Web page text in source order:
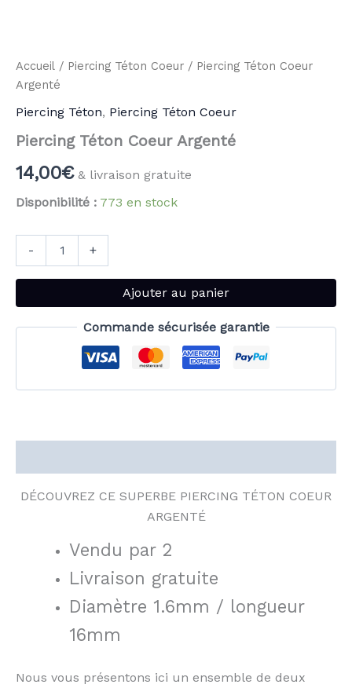
Accueil / Piercing Téton Coeur / Piercing Téton Coeur
Argenté
Piercing Téton, Piercing Téton Coeur
Piercing Téton Coeur Argenté
14,00€ & livraison gratuite
Disponibilité : 773 en stock
- +
Ajouter au panier
Commande sécurisée garantie
DÉCOUVREZ CE SUPERBE PIERCING TÉTON COEUR
ARGENTÉ
Vendu par 2
Livraison gratuite
Diamètre 1.6mm / longueur
16mm
Nous vous présentons ici un ensemble de deux